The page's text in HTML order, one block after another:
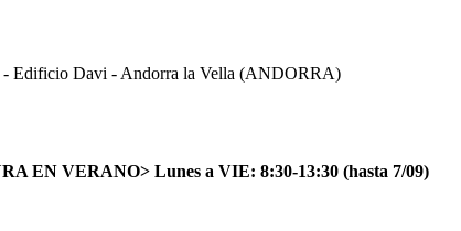
- Edificio Davi - Andorra la Vella (ANDORRA)
EN VERANO> Lunes a VIE: 8:30-13:30 (hasta 7/09)